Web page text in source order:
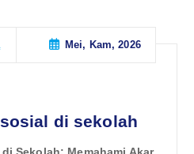
Mei, Kam, 2026
di sekolah